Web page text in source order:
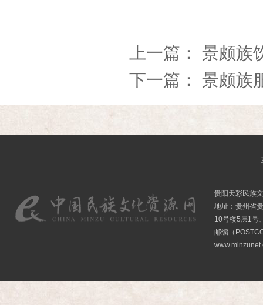
上一篇： 景颇族
下一篇： 景颇族
贵阳天彩民族
地址：贵州省
10号楼5层1号
邮编（